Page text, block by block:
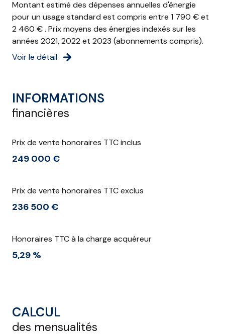
Montant estimé des dépenses annuelles d'énergie
pour un usage standard est compris entre 1 790 € et
2 460 € . Prix moyens des énergies indexés sur les
années 2021, 2022 et 2023 (abonnements compris).
Voir le détail
INFORMATIONS
financières
Prix de vente honoraires TTC inclus
249 000 €
Prix de vente honoraires TTC exclus
236 500 €
Honoraires TTC à la charge acquéreur
5,29 %
CALCUL
des mensualités